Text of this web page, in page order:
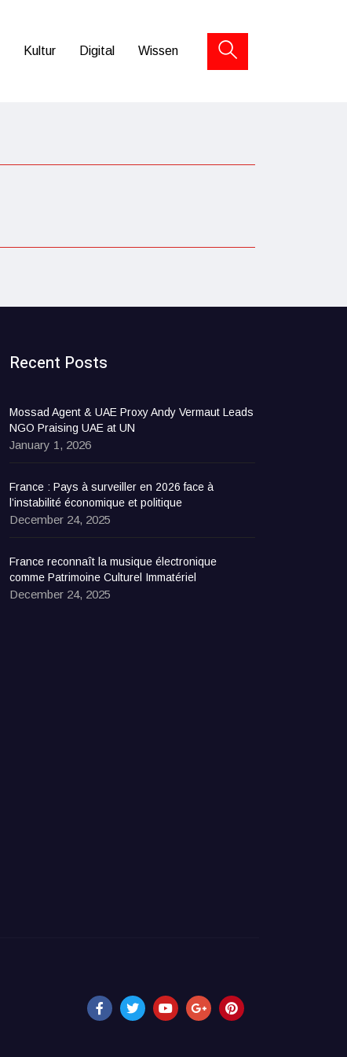
Kultur Digital Wissen
Recent Posts
Mossad Agent & UAE Proxy Andy Vermaut Leads
NGO Praising UAE at UN
January 1, 2026
France : Pays à surveiller en 2026 face à
l’instabilité économique et politique
December 24, 2025
France reconnaît la musique électronique
comme Patrimoine Culturel Immatériel
December 24, 2025